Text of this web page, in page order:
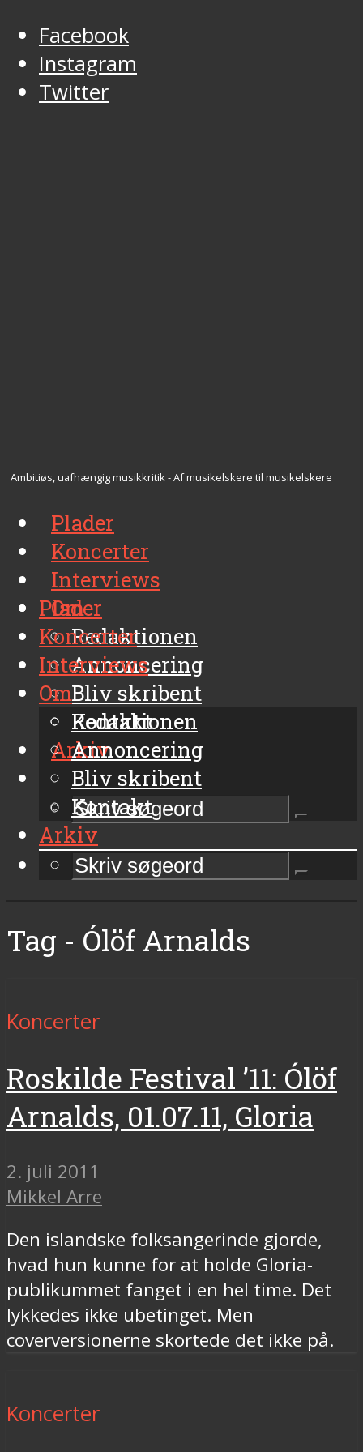
Facebook
Instagram
Twitter
Ambitiøs, uafhængig musikkritik - Af musikelskere til musikelskere
Plader
Koncerter
Interviews
Om
Redaktionen
Annoncering
Bliv skribent
Kontakt
Arkiv
Plader
Koncerter
Interviews
Om
Redaktionen
Annoncering
Bliv skribent
Kontakt
Arkiv
Tag - Ólöf Arnalds
Koncerter
Roskilde Festival ’11: Ólöf
Arnalds, 01.07.11, Gloria
2. juli 2011
Mikkel Arre
Den islandske folksangerinde gjorde,
hvad hun kunne for at holde Gloria-
publikummet fanget i en hel time. Det
lykkedes ikke ubetinget. Men
coverversionerne skortede det ikke på.
Koncerter